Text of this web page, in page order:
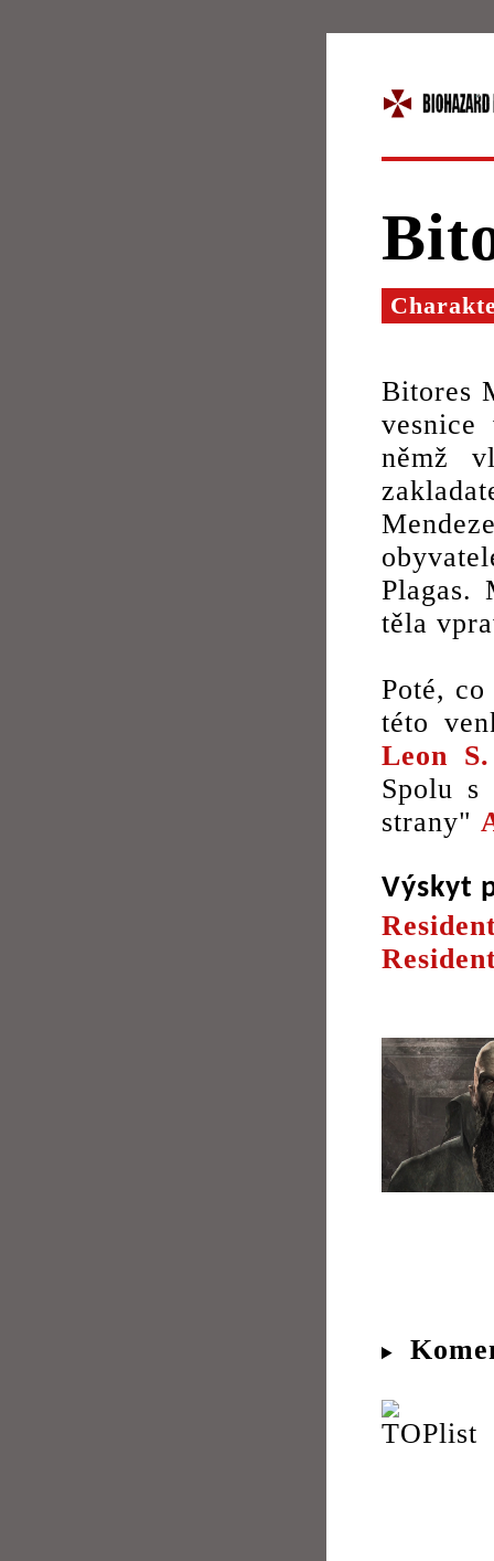
Bitores
vesnice
němž
Plagas.
těla
Poté,
této
Leon
Spolu
strany"
Výskyt